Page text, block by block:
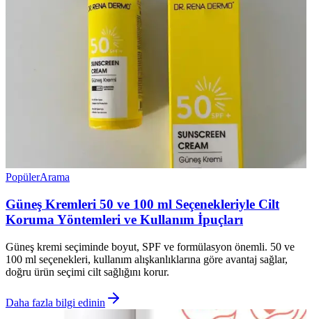
PopülerArama
Güneş Kremleri 50 ve 100 ml Seçenekleriyle Cilt
Koruma Yöntemleri ve Kullanım İpuçları
Güneş kremi seçiminde boyut, SPF ve formülasyon önemli. 50 ve
100 ml seçenekleri, kullanım alışkanlıklarına göre avantaj sağlar,
doğru ürün seçimi cilt sağlığını korur.
Daha fazla bilgi edinin